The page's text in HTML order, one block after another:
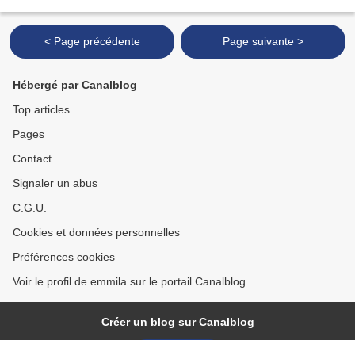
< Page précédente Page suivante >
Hébergé par Canalblog
Top articles
Pages
Contact
Signaler un abus
C.G.U.
Cookies et données personnelles
Préférences cookies
Voir le profil de emmila sur le portail Canalblog
Créer un blog sur Canalblog